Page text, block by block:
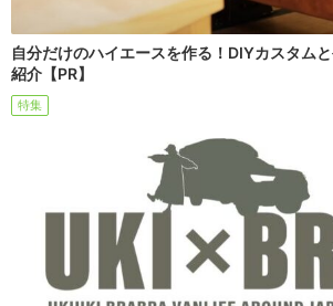
自分だけのハイエースを作る！DIYカスタム
紹介【PR】
特集